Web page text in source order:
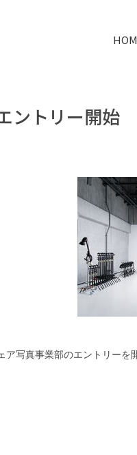
ントリー開始
写真事業部のエントリー